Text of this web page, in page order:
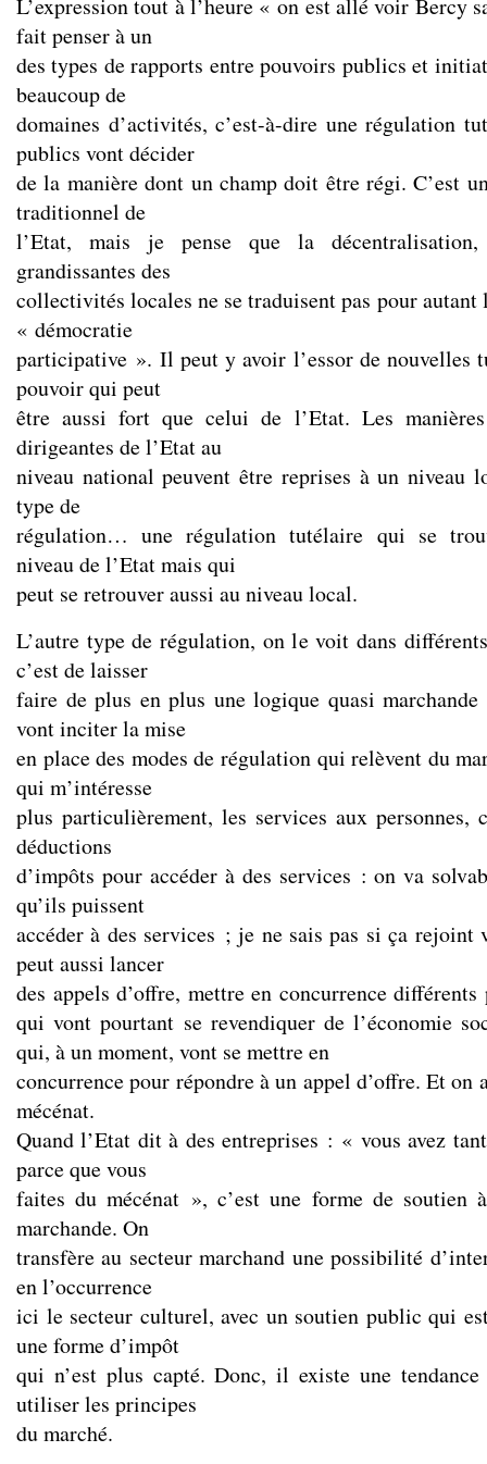
L’expression tout à l’heure « on est allé voir Bercy
fait penser à un
des types de rapports entre pouvoirs publics et
beaucoup de
domaines d’activités, c’est-à-dire une régulation
publics vont décider
de la manière dont un champ doit être régi. C’est
traditionnel de
l’Etat, mais je pense que la
grandissantes des
collectivités locales ne se traduisent pas pour autant
« démocratie
participative ». Il peut y avoir l’essor de nouvelles
pouvoir qui peut
être aussi fort que celui de l’Etat. Les
dirigeantes de l’Etat au
niveau national peuvent être reprises à un niveau
type de
régulation… une régulation tutélaire qui se
niveau de l’Etat mais qui
peut se retrouver aussi au niveau local.
L’autre type de régulation, on le voit dans
c’est de laisser
faire de plus en plus une logique quasi
vont inciter la mise
en place des modes de régulation qui relèvent du
qui m’intéresse
plus particulièrement, les services aux personnes,
déductions
d’impôts pour accéder à des services : on va
qu’ils puissent
accéder à des services ; je ne sais pas si ça rejoint
peut aussi lancer
des appels d’offre, mettre en concurrence
qui vont pourtant se revendiquer de l’économie
qui, à un moment, vont se mettre en
concurrence pour répondre à un appel d’offre. Et on
mécénat.
Quand l’Etat dit à des entreprises : « vous avez
parce que vous
faites du mécénat », c’est une forme de soutien
marchande. On
transfère au secteur marchand une possibilité
en l’occurrence
ici le secteur culturel, avec un soutien public qui
une forme d’impôt
qui n’est plus capté. Donc, il existe une
utiliser les principes
du marché.